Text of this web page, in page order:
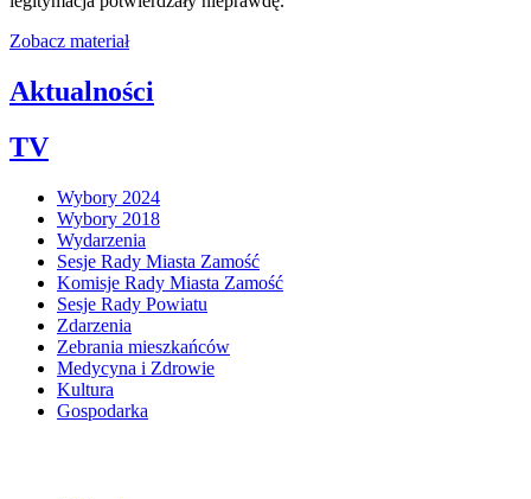
Zobacz materiał
Aktualności
TV
Wybory 2024
Wybory 2018
Wydarzenia
Sesje Rady Miasta Zamość
Komisje Rady Miasta Zamość
Sesje Rady Powiatu
Zdarzenia
Zebrania mieszkańców
Medycyna i Zdrowie
Kultura
Gospodarka